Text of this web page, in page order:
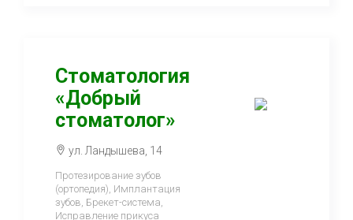
Стоматология
«Добрый
стоматолог»
ул. Ландышева, 14
Протезирование зубов
(ортопедия), Имплантация
зубов, Брекет-система,
Исправление прикуса